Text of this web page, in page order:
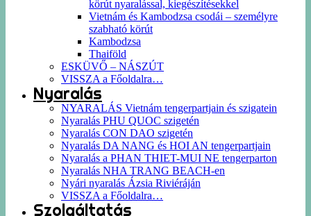
körút nyaralással, kiegészítésekkel
Vietnám és Kambodzsa csodái – személyre
szabható körút
Kambodzsa
Thaiföld
ESKÜVŐ – NÁSZÚT
VISSZA a Főoldalra…
Nyaralás
NYARALÁS Vietnám tengerpartjain és szigatein
Nyaralás PHU QUOC szigetén
Nyaralás CON DAO szigetén
Nyaralás DA NANG és HOI AN tengerpartjain
Nyaralás a PHAN THIET-MUI NE tengerparton
Nyaralás NHA TRANG BEACH-en
Nyári nyaralás Ázsia Riviéráján
VISSZA a Főoldalra…
Szolgáltatás